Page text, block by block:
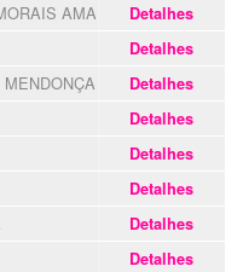
AMARO Detalhes
Detalhes
Detalhes
Detalhes
Detalhes
Detalhes
Detalhes
Detalhes